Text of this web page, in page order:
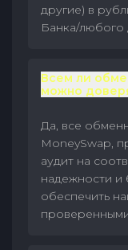
другие) в
Банка/любого
Всем ли
можно
Да, все
MoneySwap,
аудит на
надежности и
обеспечить